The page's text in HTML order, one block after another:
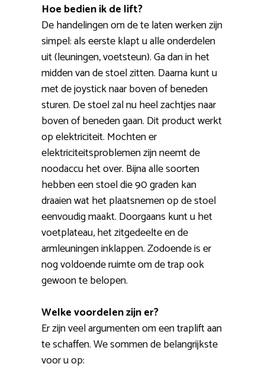
Hoe bedien ik de lift?
De handelingen om de te laten werken zijn
simpel: als eerste klapt u alle onderdelen
uit (leuningen, voetsteun). Ga dan in het
midden van de stoel zitten. Daarna kunt u
met de joystick naar boven of beneden
sturen. De stoel zal nu heel zachtjes naar
boven of beneden gaan. Dit product werkt
op elektriciteit. Mochten er
elektriciteitsproblemen zijn neemt de
noodaccu het over. Bijna alle soorten
hebben een stoel die 90 graden kan
draaien wat het plaatsnemen op de stoel
eenvoudig maakt. Doorgaans kunt u het
voetplateau, het zitgedeelte en de
armleuningen inklappen. Zodoende is er
nog voldoende ruimte om de trap ook
gewoon te belopen.
Welke voordelen zijn er?
Er zijn veel argumenten om een traplift aan
te schaffen. We sommen de belangrijkste
voor u op: